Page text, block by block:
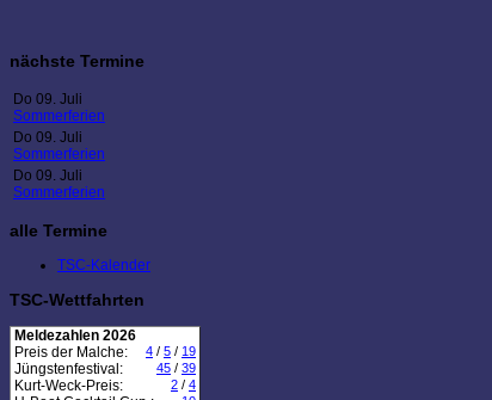
nächste Termine
Do 09. Juli
Sommerferien
Do 09. Juli
Sommerferien
Do 09. Juli
Sommerferien
alle Termine
TSC-Kalender
TSC-Wettfahrten
Meldezahlen 2026
Preis der Malche:
4 / 5 / 19
Jüngstenfestival: 45 / 39
Kurt-Weck-Preis: 2 / 4